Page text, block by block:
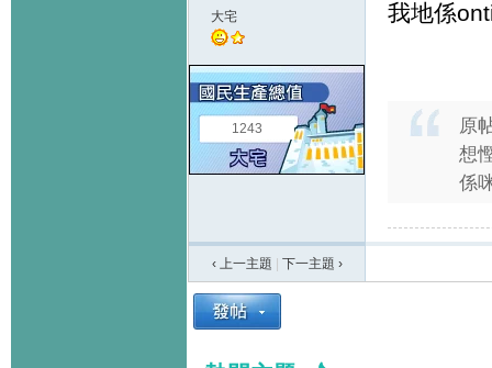
大宅
1243
我地係
原
想
係
‹ 上一主題 下一主題 ›